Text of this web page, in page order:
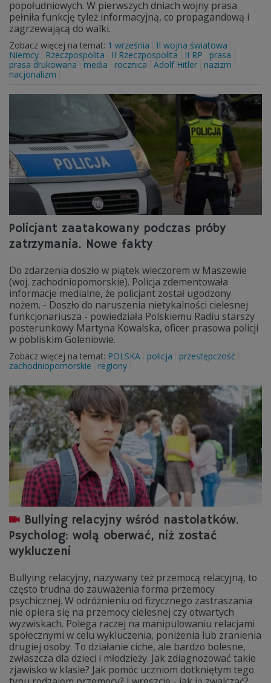
popołudniowych. W pierwszych dniach wojny prasa
pełniła funkcję tyleż informacyjną, co propagandową i
zagrzewającą do walki.
Zobacz więcej na temat: 1 września
II wojna światowa
Niemcy
Rzeczpospolita II Rzeczpospolita II RP
prasa
prasa drukowana
media rocznica Adolf Hitler
nazizm
nacjonalizm
Policjant zaatakowany podczas próby
zatrzymania. Nowe fakty
Do zdarzenia doszło w piątek wieczorem w Maszewie
(woj. zachodniopomorskie). Policja zdementowała
informacje medialne, że policjant został ugodzony
nożem. - Doszło do naruszenia nietykalności cielesnej
funkcjonariusza - powiedziała Polskiemu Radiu starszy
posterunkowy Martyna Kowalska, oficer prasowa policji
w pobliskim Goleniowie.
Zobacz więcej na temat: POLSKA policja
przestępczość
zachodniopomorskie
regiony
Bullying relacyjny wśród nastolatków.
Psycholog: wolą oberwać, niż zostać
wykluczeni
Bullying relacyjny, nazywany też przemocą relacyjną, to
często trudna do zauważenia forma przemocy
psychicznej. W odróżnieniu od fizycznego zastraszania
nie opiera się na przemocy cielesnej czy otwartych
wyzwiskach. Polega raczej na manipulowaniu relacjami
społecznymi w celu wykluczenia, poniżenia lub zranienia
drugiej osoby. To działanie ciche, ale bardzo bolesne,
zwłaszcza dla dzieci i młodzieży. Jak zdiagnozować takie
zjawisko w klasie? Jak pomóc uczniom dotkniętym tego